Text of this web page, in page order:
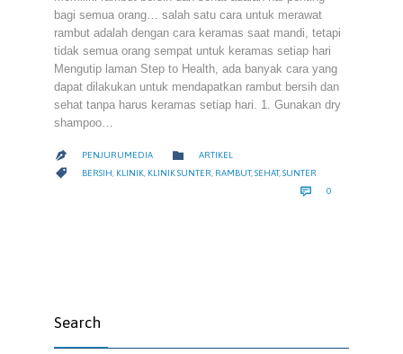
bagi semua orang… salah satu cara untuk merawat
rambut adalah dengan cara keramas saat mandi, tetapi
tidak semua orang sempat untuk keramas setiap hari
Mengutip laman Step to Health, ada banyak cara yang
dapat dilakukan untuk mendapatkan rambut bersih dan
sehat tanpa harus keramas setiap hari. 1. Gunakan dry
shampoo…
 PENJURUMEDIA  CATEGORY
ARTIKEL
 CATEGORY
BERSIH KLINIK KLINIK SUNTER RAMBUT, SEHAT, SUNTER
 0
Search